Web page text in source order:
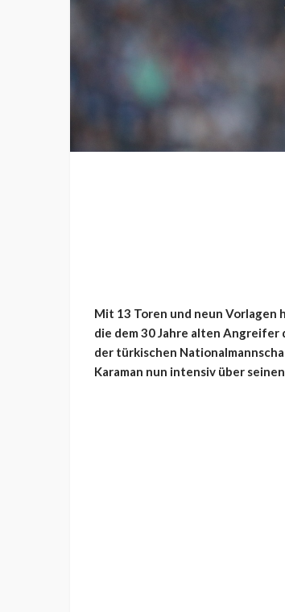
Mit 13 Toren und neun Vorlagen
die dem 30 Jahre alten Angreifer
der türkischen
Karaman nun intensiv über